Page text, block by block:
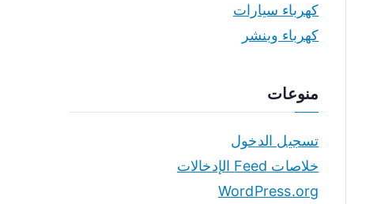
كهرباء سيارات
كهرباء وبنشر
منوعات
تسجيل الدخول
خلاصات Feed الإدخالات
WordPress.org